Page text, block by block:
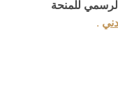
للمنحة
.